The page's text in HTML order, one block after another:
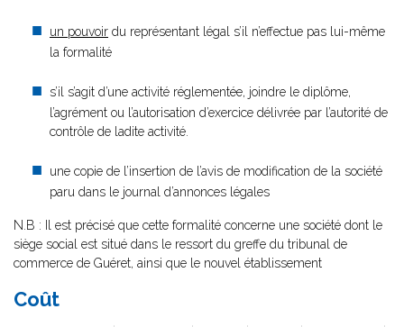
un pouvoir du représentant légal s’il n’effectue pas lui-même
la formalité
s’il s’agit d’une activité réglementée, joindre le diplôme,
l’agrément ou l’autorisation d’exercice délivrée par l’autorité de
contrôle de ladite activité.
une copie de l’insertion de l’avis de modification de la société
paru dans le journal d’annonces légales
N.B : Il est précisé que cette formalité concerne une société dont le
siège social est situé dans le ressort du greffe du tribunal de
commerce de Guéret, ainsi que le nouvel établissement
Coût